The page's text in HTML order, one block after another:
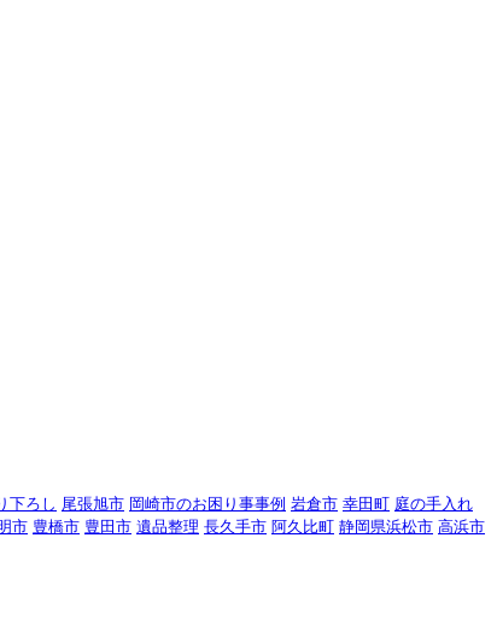
下ろし 尾張旭市 岡崎市のお困り事事例 岩倉市 幸田町 庭の手入れ
市 豊橋市 豊田市 遺品整理 長久手市 阿久比町 静岡県浜松市 高浜市